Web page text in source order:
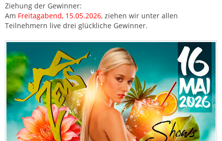
Ziehung der Gewinner:
Am Freitagabend, 15.05.2026, ziehen wir unter allen
Teilnehmern live drei glückliche Gewinner.